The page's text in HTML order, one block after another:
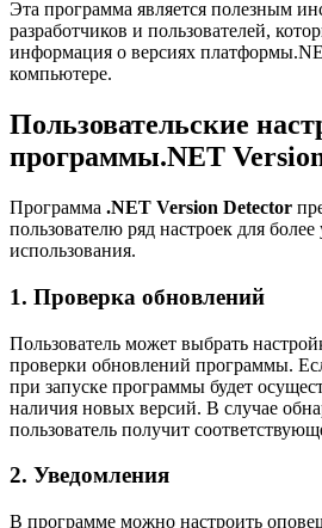
Эта программа является полезным
разработчиков и пользователей,
информация о версиях
компьютере.
Пользовательские
программы.NET
Программа .NET Version Detector
пользователю ряд настроек для более
использования.
1. Проверка обновлений
Пользователь может выбрать
проверки обновлений программы.
при запуске программы будет
наличия новых версий. В случае
пользователь получит
2. Уведомления
В программе можно настроить